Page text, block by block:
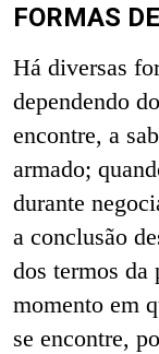
FORMAS
Há diversas
dependendo
encontre, a
armado;
durante
a conclusão
dos termos da
momento em
se encontre,